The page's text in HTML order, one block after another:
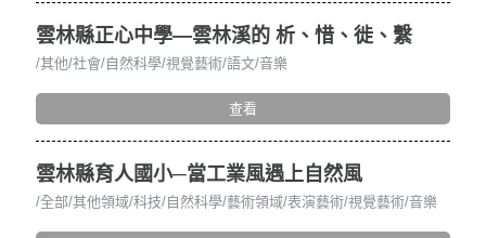
雲林縣正心中學—雲林溪的 析、惜、徙、繫
其他 社會 自然科學 視覺藝術 語文 音樂
查看
雲林縣育人國小─當工業風遇上自然風
全部 其他領域 科技 自然科學 藝術領域 表演藝術 視覺藝術 音樂